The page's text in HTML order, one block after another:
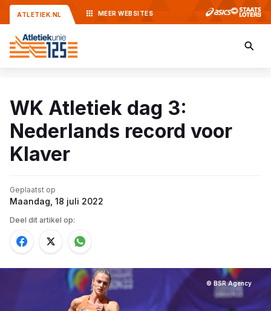
ATLETIEK.NL MEER WEBSITES
WK Atletiek dag 3:
Nederlands record voor
Klaver
Geplaatst op
Maandag, 18 juli 2022
Deel dit artikel op:
© BSR Agency